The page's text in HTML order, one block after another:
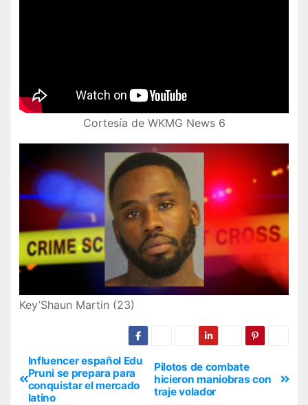
Cortesía de WKMG News 6
Key’Shaun Martin (23)
Pilotos de combate
hicieron maniobras con
traje volador
Influencer español Edu
Pruni se prepara para
conquistar el mercado
latino